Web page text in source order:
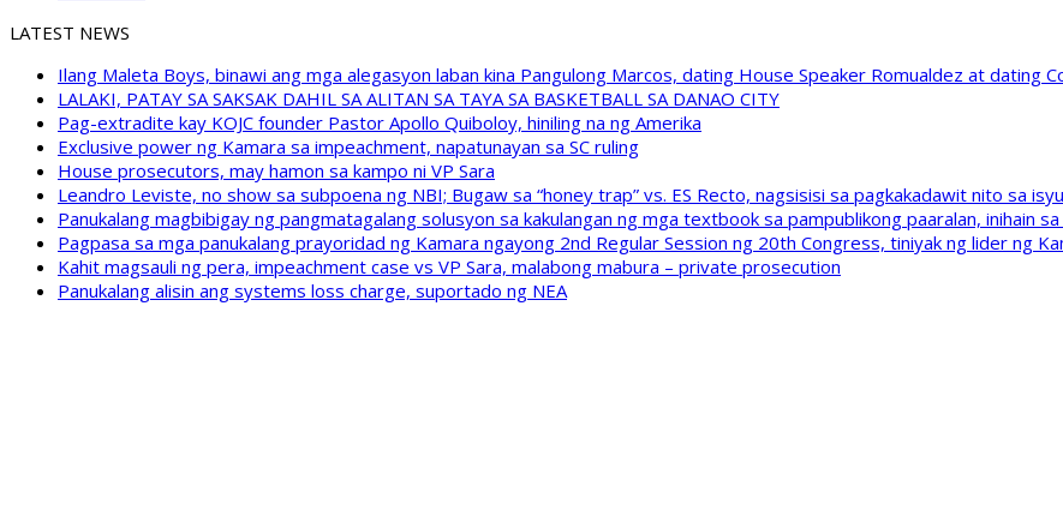
LATEST NEWS
Ilang Maleta Boys, binawi ang mga alegasyon laban kina Pangulong Marcos, dating House Speaker Romualdez at dating
LALAKI, PATAY SA SAKSAK DAHIL SA ALITAN SA TAYA SA BASKETBALL SA DANAO CITY
Pag-extradite kay KOJC founder Pastor Apollo Quiboloy, hiniling na ng Amerika
Exclusive power ng Kamara sa impeachment, napatunayan sa SC ruling
House prosecutors, may hamon sa kampo ni VP Sara
Leandro Leviste, no show sa subpoena ng NBI; Bugaw sa “honey trap” vs. ES Recto, nagsisisi sa pagkakadawit nito sa isyu
Panukalang magbibigay ng pangmatagalang solusyon sa kakulangan ng mga textbook sa pampublikong paaralan, inihain
Pagpasa sa mga panukalang prayoridad ng Kamara ngayong 2nd Regular Session ng 20th Congress, tiniyak ng lider ng
Kahit magsauli ng pera, impeachment case vs VP Sara, malabong mabura – private prosecution
Panukalang alisin ang systems loss charge, suportado ng NEA